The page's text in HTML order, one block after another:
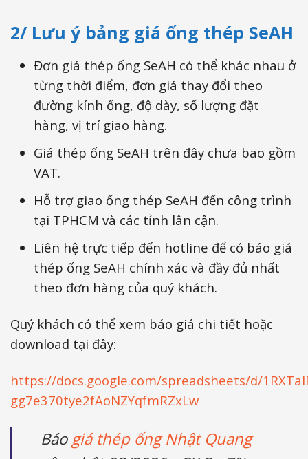
2/ Lưu ý bảng giá ống thép SeAH
Đơn giá thép ống SeAH có thể khác nhau ở
từng thời điểm, đơn giá thay đổi theo
đường kính ống, độ dày, số lượng đặt
hàng, vị trí giao hàng.
Giá thép ống SeAH trên đây chưa bao gồm
VAT.
Hỗ trợ giao ống thép SeAH đến công trình
tại TPHCM và các tỉnh lân cận.
Liên hệ trực tiếp đến hotline để có báo giá
thép ống SeAH chính xác và đầy đủ nhất
theo đơn hàng của quý khách.
Quý khách có thể xem báo giá chi tiết hoặc
download tại đây:
https://docs.google.com/spreadsheets/d/
gg7e370tye2fAoNZYqfmRZxLw
Báogiá thép ống Nhật Quang